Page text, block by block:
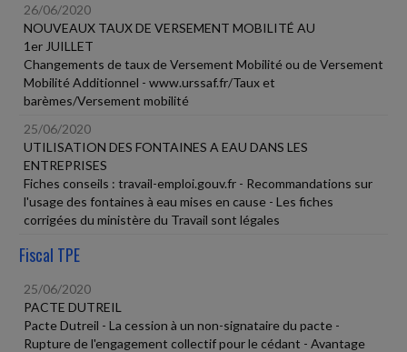
26/06/2020
NOUVEAUX TAUX DE VERSEMENT MOBILITÉ AU
1er JUILLET
Changements de taux de Versement Mobilité ou de Versement
Mobilité Additionnel - www.urssaf.fr/Taux et
barèmes/Versement mobilité
25/06/2020
UTILISATION DES FONTAINES A EAU DANS LES
ENTREPRISES
Fiches conseils : travail-emploi.gouv.fr - Recommandations sur
l'usage des fontaines à eau mises en cause - Les fiches
corrigées du ministère du Travail sont légales
Fiscal TPE
25/06/2020
PACTE DUTREIL
Pacte Dutreil - La cession à un non-signataire du pacte -
Rupture de l'engagement collectif pour le cédant - Avantage